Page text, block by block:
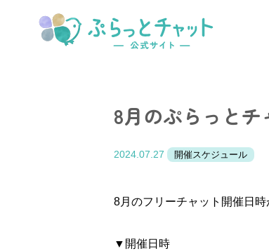
8月のぷらっと
2024.07.27 開催スケジュール
8月のフリーチャット開催日
▼開催日時